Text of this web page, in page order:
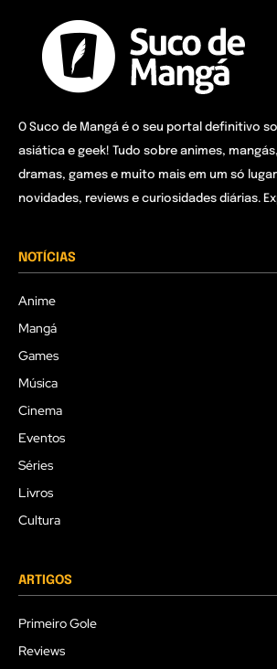
O Suco de Mangá é o seu portal definitivo
asiática e geek! Tudo sobre animes,
dramas, games e muito mais em um só
novidades, reviews e curiosidades diárias.
NOTÍCIAS
Anime
Mangá
Games
Música
Cinema
Eventos
Séries
Livros
Cultura
ARTIGOS
Primeiro Gole
Reviews